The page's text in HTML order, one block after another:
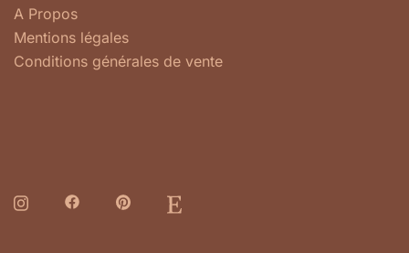
A Propos
Mentions légales
Conditions générales de vente